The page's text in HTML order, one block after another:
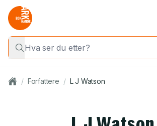
/ Forfattere / L J Watson